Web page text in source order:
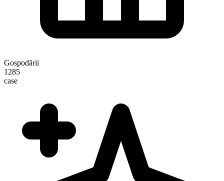
Gospodării
1285
case